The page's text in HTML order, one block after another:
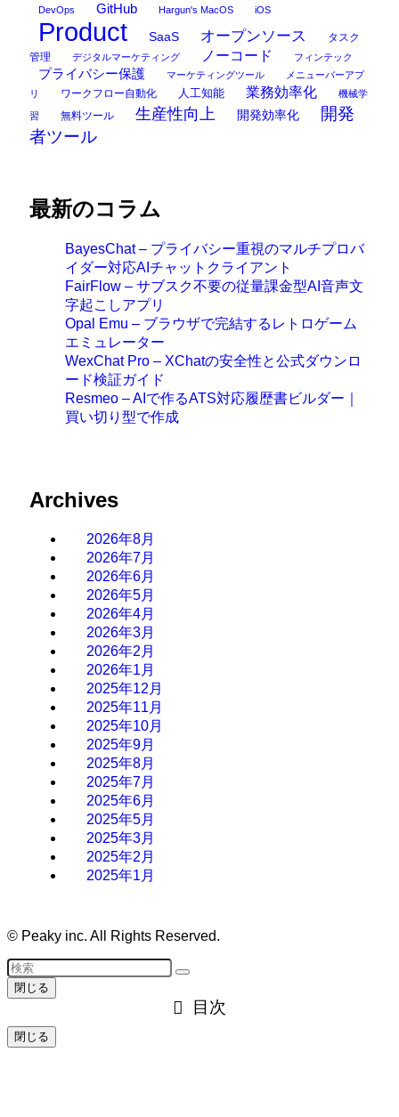
DevOps GitHub Hargun's MacOS iOS
Product SaaS オープンソース
タスク
管理
デジタルマーケティング ノーコード フィンテック
プライバシー保護 マーケティングツール
メニューバーアプ
リ
ワークフロー自動化 人工知能 業務効率化 機械学
習 無料ツール 生産性向上 開発効率化
開発
者ツール
最新のコラム
BayesChat – プライバシー重視のマルチプロバ
イダー対応AIチャットクライアント
FairFlow – サブスク不要の従量課金型AI音声文
字起こしアプリ
Opal Emu – ブラウザで完結するレトロゲーム
エミュレーター
WexChat Pro – XChatの安全性と公式ダウンロ
ード検証ガイド
Resmeo – AIで作るATS対応履歴書ビルダー｜
買い切り型で作成
Archives
2026年8月
2026年7月
2026年6月
2026年5月
2026年4月
2026年3月
2026年2月
2026年1月
2025年12月
2025年11月
2025年10月
2025年9月
2025年8月
2025年7月
2025年6月
2025年5月
2025年3月
2025年2月
2025年1月
© Peaky inc. All Rights Reserved.
閉じる
目次
閉じる